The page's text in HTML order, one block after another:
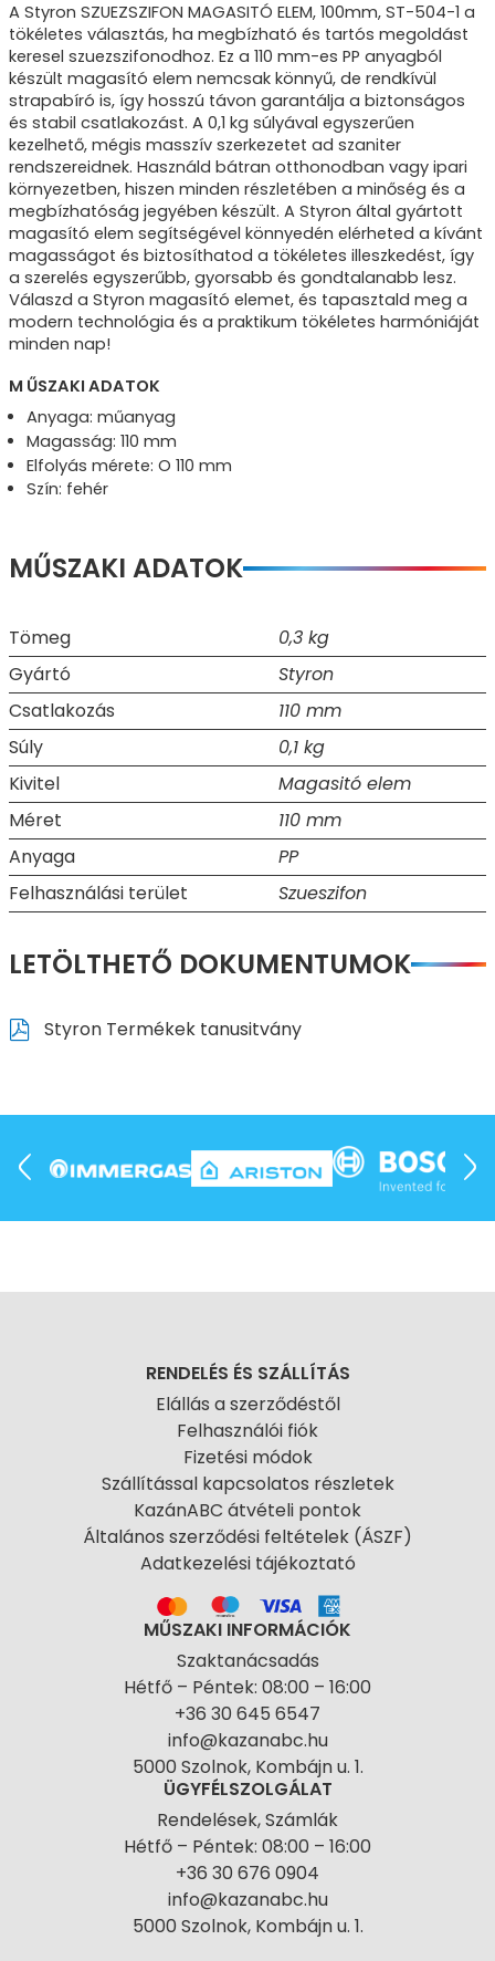
A Styron SZUEZSZIFON MAGASITÓ ELEM, 100mm, ST-504-1 a
tökéletes választás, ha megbízható és tartós megoldást
keresel szuezszifonodhoz. Ez a 110 mm-es PP anyagból
készült magasító elem nemcsak könnyű, de rendkívül
strapabíró is, így hosszú távon garantálja a biztonságos
és stabil csatlakozást. A 0,1 kg súlyával egyszerűen
kezelhető, mégis masszív szerkezetet ad szaniter
rendszereidnek. Használd bátran otthonodban vagy ipari
környezetben, hiszen minden részletében a minőség és a
megbízhatóság jegyében készült. A Styron által gyártott
magasító elem segítségével könnyedén elérheted a kívánt
magasságot és biztosíthatod a tökéletes illeszkedést, így
a szerelés egyszerűbb, gyorsabb és gondtalanabb lesz.
Válaszd a Styron magasító elemet, és tapasztald meg a
modern technológia és a praktikum tökéletes harmóniáját
minden nap!
M ŰSZAKI ADATOK
Anyaga: műanyag
Magasság: 110 mm
Elfolyás mérete: O 110 mm
Szín: fehér
MŰSZAKI ADATOK
Tömeg
0,3 kg
Gyártó
Styron
Csatlakozás
110 mm
Súly
0,1 kg
Kivitel
Magasitó elem
Méret
110 mm
Anyaga
PP
Felhasználási terület
Szueszifon
LETÖLTHETŐ DOKUMENTUMOK
Styron Termékek tanusitvány
RENDELÉS ÉS SZÁLLÍTÁS
Elállás a szerződéstől
Felhasználói fiók
Fizetési módok
Szállítással kapcsolatos részletek
KazánABC átvételi pontok
Általános szerződési feltételek (ÁSZF)
Adatkezelési tájékoztató
MŰSZAKI INFORMÁCIÓK
Szaktanácsadás
Hétfő – Péntek: 08:00 – 16:00
+36 30 645 6547
info@kazanabc.hu
5000 Szolnok, Kombájn u. 1.
ÜGYFÉLSZOLGÁLAT
Rendelések, Számlák
Hétfő – Péntek: 08:00 – 16:00
+36 30 676 0904
info@kazanabc.hu
5000 Szolnok, Kombájn u. 1.